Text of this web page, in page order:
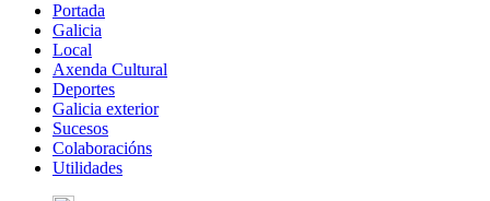
Portada
Galicia
Local
Axenda Cultural
Deportes
Galicia exterior
Sucesos
Colaboracións
Utilidades